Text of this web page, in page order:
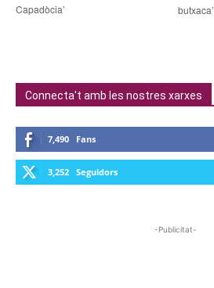
Capadòcia’
butxaca’
Connecta't amb les nostres xarxes
7,490 Fans
3,252 Seguidors
-Publicitat-